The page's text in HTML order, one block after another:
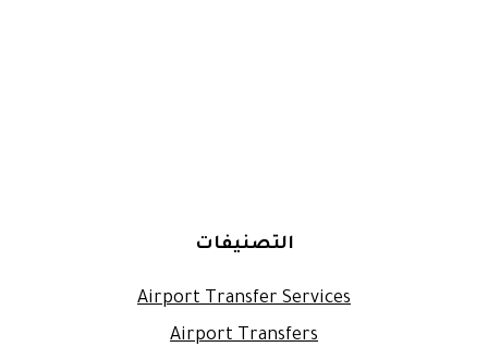
التصنيفات
Airport Transfer Services
Airport Transfers